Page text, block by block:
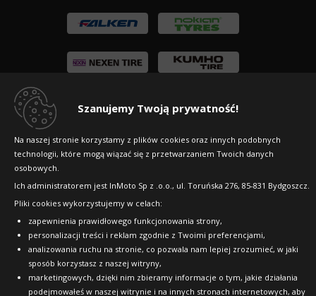
Szanujemy Twoją prywatność!
Na naszej stronie korzystamy z plików cookies oraz innych podobnych
technologii, które mogą wiązać się z przetwarzaniem Twoich danych
osobowych.
Ich administratorem jest InMoto Sp z .o.o., ul. Toruńska 276, 85-831 Bydgoszcz.
Pliki cookies wykorzystujemy w celach:
zapewnienia prawidłowego funkcjonowania strony,
personalizacji treści i reklam zgodnie z Twoimi preferencjami,
analizowania ruchu na stronie, co pozwala nam lepiej zrozumieć, w jaki
sposób korzystasz z naszej witryny,
marketingowych, dzięki nim zbieramy informacje o tym, jakie działania
podejmowałeś w naszej witrynie i na innych stronach internetowych, aby
prawa zastrzeżone.